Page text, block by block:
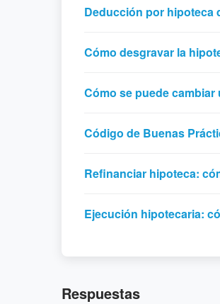
Deducción por hipoteca
Cómo desgravar la
Cómo se puede
Código de Buenas
Refinanciar hipoteca:
Ejecución hipotecaria:
Respuestas